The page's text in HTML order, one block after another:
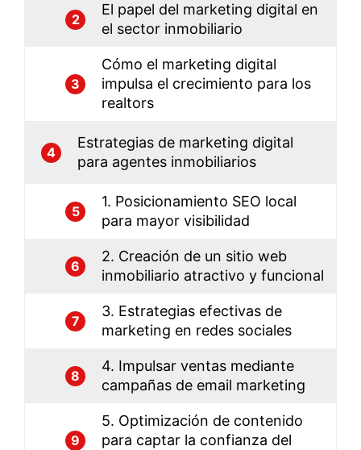
2
El papel del marketing digital en
el sector inmobiliario
3
Cómo el marketing digital
impulsa el crecimiento para los
realtors
4
Estrategias de marketing digital
para agentes inmobiliarios
5
1. Posicionamiento SEO local
para mayor visibilidad
6
2. Creación de un sitio web
inmobiliario atractivo y funcional
7
3. Estrategias efectivas de
marketing en redes sociales
8
4. Impulsar ventas mediante
campañas de email marketing
9
5. Optimización de contenido
para captar la confianza del